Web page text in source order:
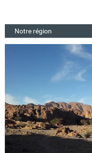
Notre région